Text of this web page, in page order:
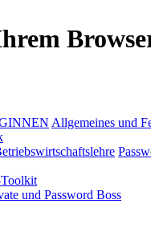
Allgemeines und
und Password Boss